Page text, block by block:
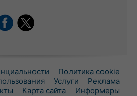
Политика cookie
Услуги
Реклама
Карта сайта Информеры